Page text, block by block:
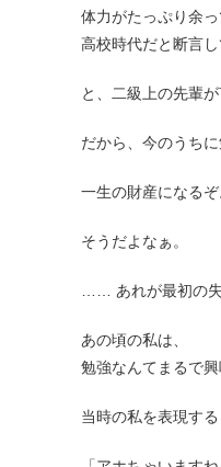
体力がたっぷり余っ
高校時代だと断言し
と、二級上の先輩が
だから、今のうちに
一生の財産になるぞ
そうだよなぁ。
…… あれが最初の
あの頃の私は、
勉強なんてまるで興
当時の私を表現す